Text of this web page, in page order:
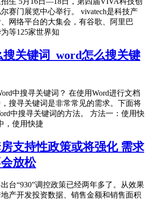
赛门展览中心举行。 vivatech是科技产
网络平台的大集会，有谷歌、阿里巴
等125家世界知
关键词_word怎么搜关键
中搜寻关键词？ 在使用Word进行文档
搜寻关键词是非常常见的需求。下面将
中搜寻关键词的方法。 方法一：使用快
，使用快捷
支持性政策或将强化 需求
放松
台“930”调控政策已经两年多了。从效果
产开发投资数据、销售金额和销售面积